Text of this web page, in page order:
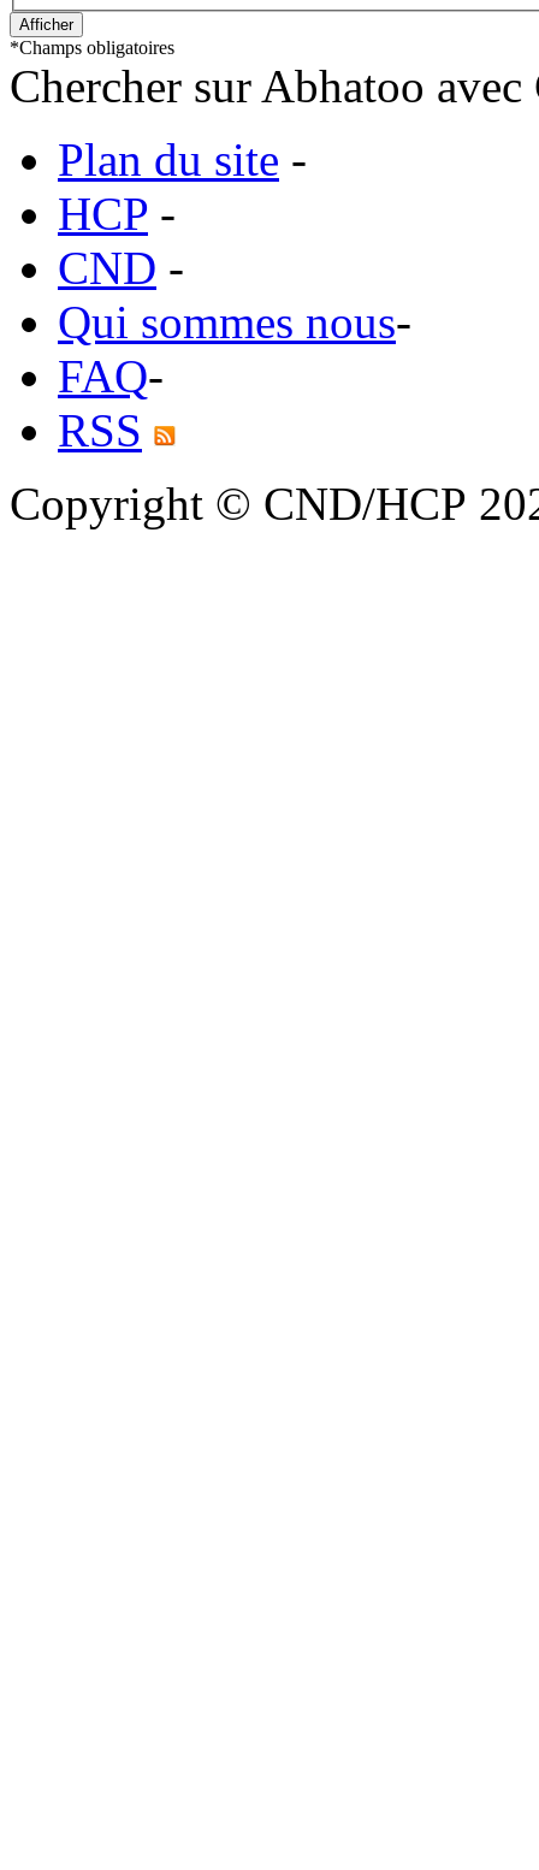
*Champs obligatoires
Chercher sur Abhatoo
Plan du site -
HCP -
CND -
Qui sommes nous-
FAQ-
RSS
Copyright © CND/HCP